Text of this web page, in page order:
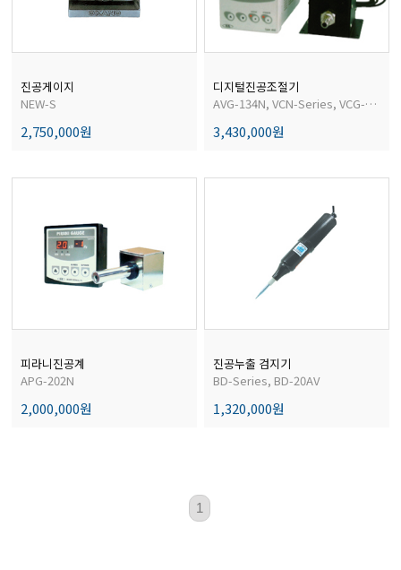
진공게이지
NEW-S
2,750,000원
디지털진공조절기
AVG-134N, VCN-Series, VCG-Series
3,430,000원
피라니진공계
APG-202N
2,000,000원
진공누출 검지기
BD-Series, BD-20AV
1,320,000원
1